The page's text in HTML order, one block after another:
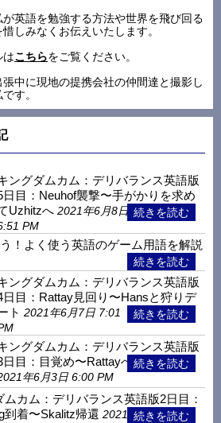
英語を勉強する方法や世界を飛び回る
しみなくお伝えいたします。
はこちらをご覧ください。
中に現地の提携会社の仲間達と撮影し
す。
ングダムカム：デリバランス英語版
日目：Neuhof襲撃〜手がかりを求め
Uzhitzへ 2021年6月8日
PM
！よく使う英語のゲーム用語を解説
ングダムカム：デリバランス英語版
日目：Rattay見回り〜Hansと狩りデ
ト 2021年6月7日 7:01
ングダムカム：デリバランス英語版
日目：目覚め〜Rattayへ
年6月3日 6:00 PM
ムカム：デリバランス英語版2日目：
到着〜Skalitz帰還 2021